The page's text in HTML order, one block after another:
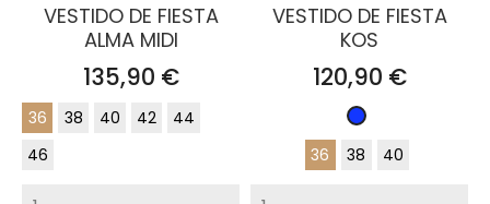
VESTIDO DE FIESTA
ALMA MIDI
Precio
135,90 €
36 38 40 42
44
46
VESTIDO DE FIESTA
KOS
Precio
120,90 €
Azul
Klein
36 38 40